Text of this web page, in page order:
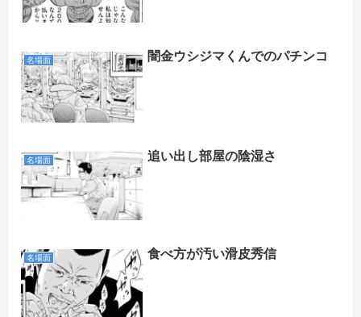
名場面 闇金ウシジマくんでのパチンコ
名場面 追い出し部屋の陰湿さ
名場面 食べ方が汚い滑皮秀信